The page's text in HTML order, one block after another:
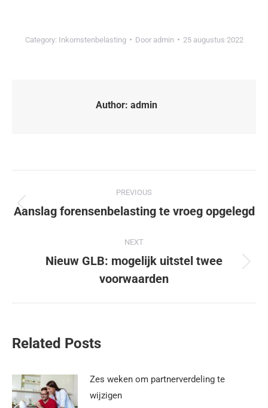
Category: Inkomstenbelasting Door admin 25 augustus 2022
Author: admin
PREVIOUS
Aanslag forensenbelasting te vroeg opgelegd
NEXT
Nieuw GLB: mogelijk uitstel twee
voorwaarden
Related Posts
Zes weken om partnerverdeling te
wijzigen